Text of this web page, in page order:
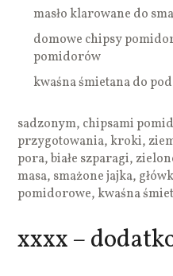
masło klarowane do
domowe chipsy
pomidorów
kwaśna śmietana do
sadzonym, chipsami
przygotowania, kroki,
pora, białe szparagi,
masa, smażone jajka,
pomidorowe, kwaśna
xxxx –